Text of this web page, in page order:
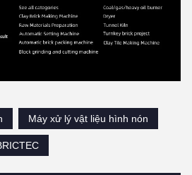
Máy xử lý vật liệu hình nón